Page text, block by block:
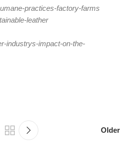
practices-factory-farms
leather
industrys-impact-on-the-
Older